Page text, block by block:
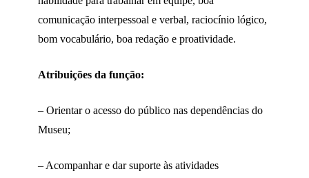
comunicação interpessoal e verbal, raciocínio lógico,
bom vocabulário, boa redação e proatividade.
Atribuições da função:
– Orientar o acesso do público nas dependências do
Museu;
– Acompanhar e dar suporte às atividades